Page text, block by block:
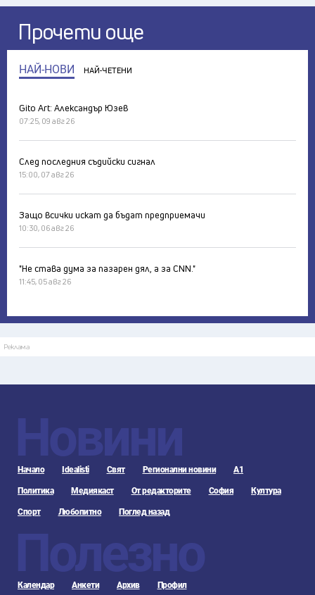
Прочети още
НАЙ-НОВИ НАЙ-ЧЕТЕНИ
Gito Art: Александър Юзев
07:25, 09 авг 26
След последния съдийски сигнал
15:00, 07 авг 26
Защо всички искат да бъдат предприемачи
10:30, 06 авг 26
"Не става дума за пазарен дял, а за CNN."
11:45, 05 авг 26
Реклама
Новини
Начало Idealisti Свят Регионални новини А1
Политика Медиякаст От редакторите София Култура
Спорт Любопитно Поглед назад
Полезно
Календар Анкети Архив Профил